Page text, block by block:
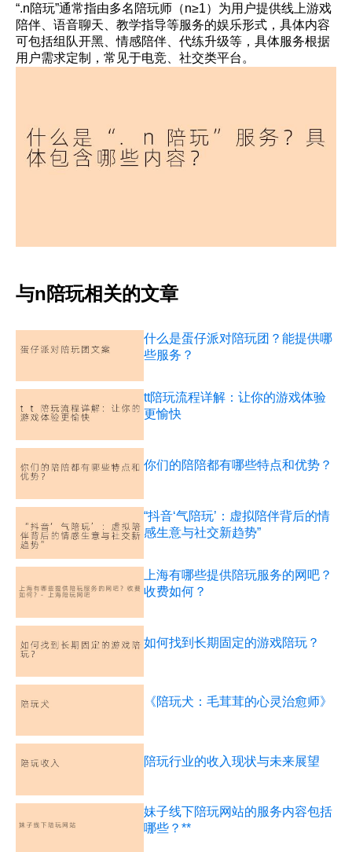
“.n陪玩”通常指由多名陪玩师（n≥1）为用户提供线上游戏
陪伴、语音聊天、教学指导等服务的娱乐形式，具体内容
可包括组队开黑、情感陪伴、代练升级等，具体服务根据
用户需求定制，常见于电竞、社交类平台。
与n陪玩相关的文章
什么是蛋仔派对陪玩团？能提供哪
些服务？
tt陪玩流程详解：让你的游戏体验
更愉快
你们的陪陪都有哪些特点和优势？
“抖音‘气陪玩’：虚拟陪伴背后的情
感生意与社交新趋势”
上海有哪些提供陪玩服务的网吧？
收费如何？
如何找到长期固定的游戏陪玩？
《陪玩犬：毛茸茸的心灵治愈师》
陪玩行业的收入现状与未来展望
妹子线下陪玩网站的服务内容包括
哪些？**